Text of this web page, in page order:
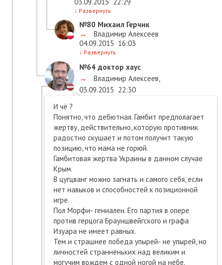
↓ Развернуть
№80 Михаил Герчик
→
Владимир Алексеев
04.09.2015 16:03
↓ Развернуть
№64 доктор хаус
→
Владимир Алексеев
03.09.2015 22:30
И чё ?
Понятно, что дебютная. Гамбит предполагает
жертву, действительно, которую противник
радостно скушает и потом получит такую
позицию, что мама не горюй.
Гамбитовая жертва Украины в данном случае
Крым.
В цугцванг можно загнать и самого себя, если
нет навыков и способностей к позиционной
игре.
Пол Морфи- гениален. Его партия в опере
против герцога Брауншвейгского и графа
Изуара не имеет равных.
Тем и страшнее победа упырей- не упырей, но
личностей странненьких над великим и
могучим вождем с одной ногой на небе.